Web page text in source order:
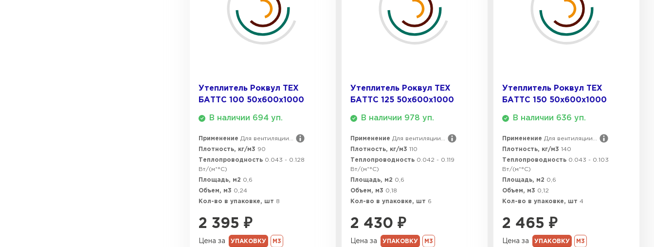
Утеплитель Роквул ТЕХ
БАТТС 100 50х600х1000
В наличии 694 уп.
Применение Для вентиляции...
Плотность, кг/м3 90
Теплопроводность 0.043 - 0.128
Вт/(м*°C)
Площадь, м2 0,6
Объем, м3 0,24
Кол-во в упаковке, шт 8
2 395 ₽
Цена за УПАКОВКУ М3
Утеплитель Роквул ТЕХ
БАТТС 125 50х600х1000
В наличии 978 уп.
Применение Для вентиляции...
Плотность, кг/м3 110
Теплопроводность 0.042 - 0.119
Вт/(м*°C)
Площадь, м2 0,6
Объем, м3 0,18
Кол-во в упаковке, шт 6
2 430 ₽
Цена за УПАКОВКУ М3
Утеплитель Роквул ТЕХ
БАТТС 150 50х600х1000
В наличии 636 уп.
Применение Для вентиляции...
Плотность, кг/м3 140
Теплопроводность 0.043 - 0.103
Вт/(м*°C)
Площадь, м2 0,6
Объем, м3 0,12
Кол-во в упаковке, шт 4
2 465 ₽
Цена за УПАКОВКУ М3
Утеплитель Isoroc
ПЕРЕЙТИ
Утеплитель Rockwool
Утеплитель Ursa